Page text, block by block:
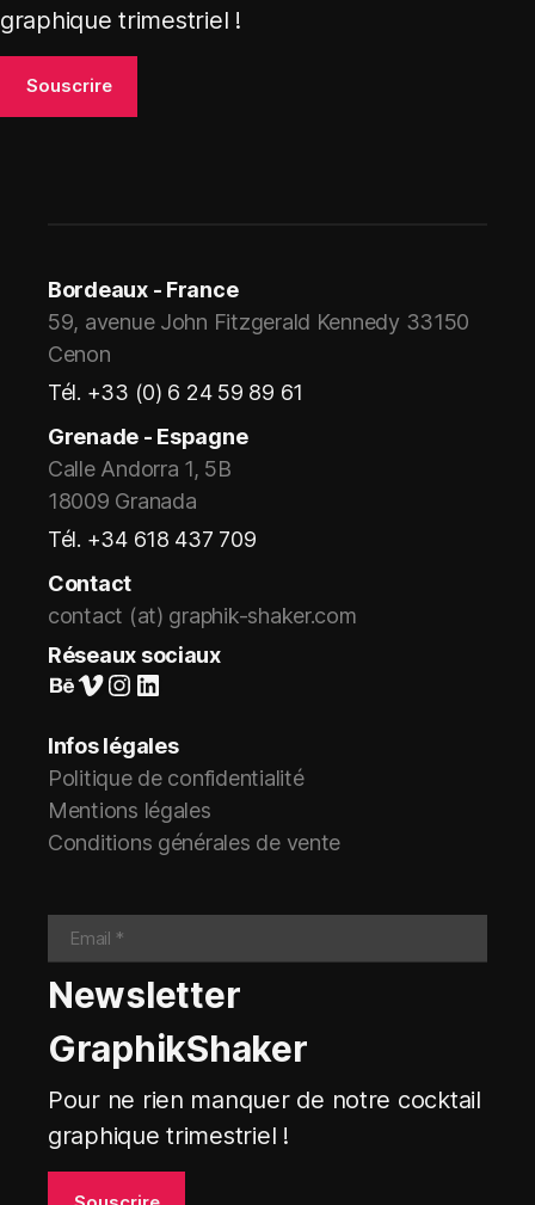
graphique trimestriel !
Bordeaux - France
59, avenue John Fitzgerald Kennedy 33150
Cenon
Tél. +33 (0) 6 24 59 89 61
Grenade - Espagne
Calle Andorra 1, 5B
18009 Granada
Tél. +34 618 437 709
Contact
contact (at) graphik-shaker.com
Réseaux sociaux
Suivez-nous sur Behance
Vimeo
Instagram
LinkedIn
Infos légales
Politique de confidentialité
Mentions légales
Conditions générales de vente
Newsletter
GraphikShaker
Pour ne rien manquer de notre cocktail
graphique trimestriel !